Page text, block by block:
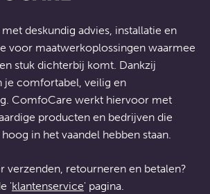
deskundig advies, installatie en
voor maatwerkoplossingen waarmee
stuk dichterbij komt. Dankzij
comfortabel, veilig en
ComfoCare werkt hiervoor met
producten en bedrijven die
in het vaandel hebben staan.
verzenden, retourneren en betalen?
'klantenservice' pagina.